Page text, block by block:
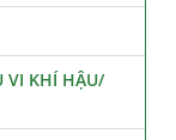
VI KHÍ HẬU/